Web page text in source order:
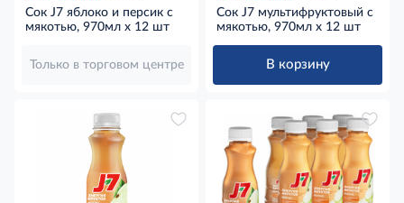
Сок J7 яблоко и персик с
мякотью, 970мл x 12 шт
Только в торговом центре
Сок J7 мультифруктовый с
мякотью, 970мл x 12 шт
В корзину